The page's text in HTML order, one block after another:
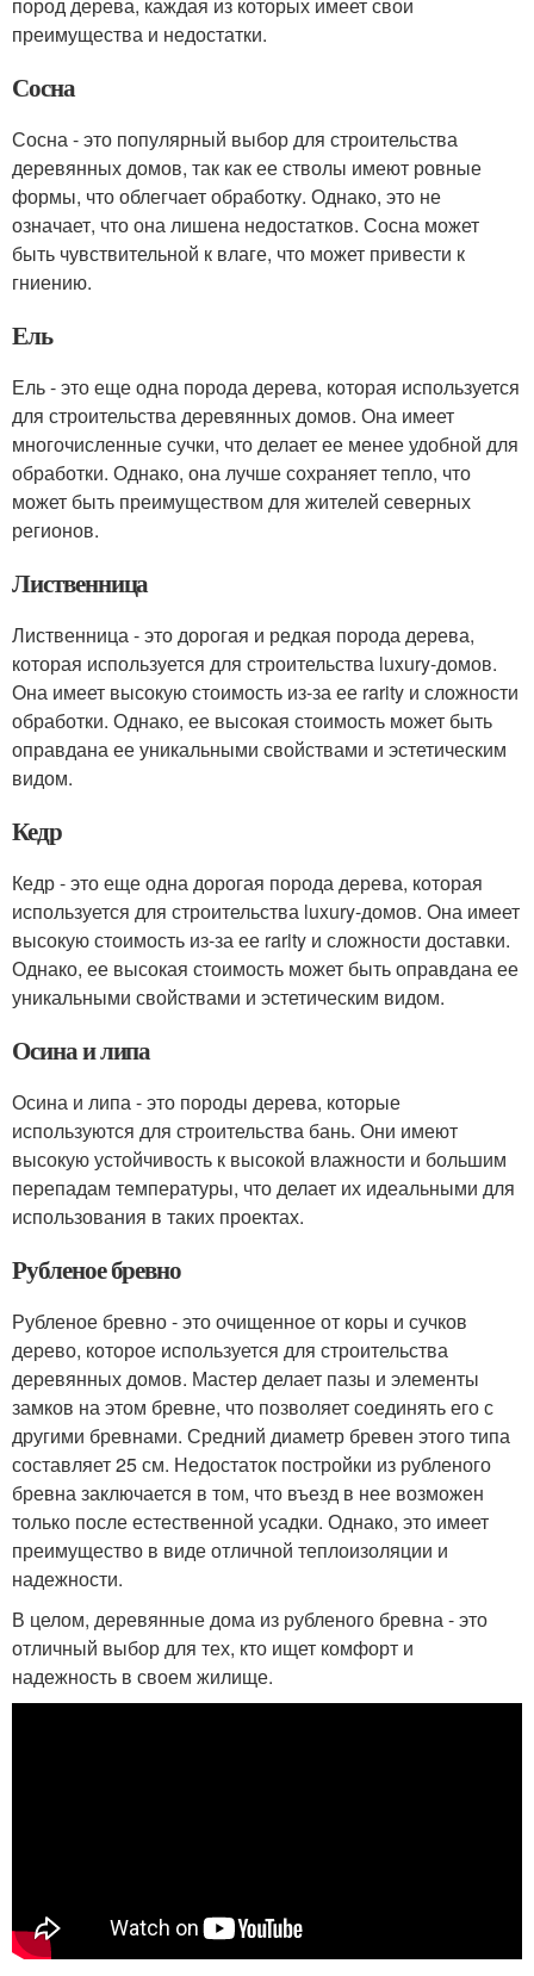
пород дерева, каждая из которых имеет свои
преимущества и недостатки.
Сосна
Сосна - это популярный выбор для строительства
деревянных домов, так как ее стволы имеют ровные
формы, что облегчает обработку. Однако, это не
означает, что она лишена недостатков. Сосна может
быть чувствительной к влаге, что может привести к
гниению.
Ель
Ель - это еще одна порода дерева, которая используется
для строительства деревянных домов. Она имеет
многочисленные сучки, что делает ее менее удобной для
обработки. Однако, она лучше сохраняет тепло, что
может быть преимуществом для жителей северных
регионов.
Лиственница
Лиственница - это дорогая и редкая порода дерева,
которая используется для строительства luxury-домов.
Она имеет высокую стоимость из-за ее rarity и сложности
обработки. Однако, ее высокая стоимость может быть
оправдана ее уникальными свойствами и эстетическим
видом.
Кедр
Кедр - это еще одна дорогая порода дерева, которая
используется для строительства luxury-домов. Она имеет
высокую стоимость из-за ее rarity и сложности доставки.
Однако, ее высокая стоимость может быть оправдана ее
уникальными свойствами и эстетическим видом.
Осина и липа
Осина и липа - это породы дерева, которые
используются для строительства бань. Они имеют
высокую устойчивость к высокой влажности и большим
перепадам температуры, что делает их идеальными для
использования в таких проектах.
Рубленое бревно
Рубленое бревно - это очищенное от коры и сучков
дерево, которое используется для строительства
деревянных домов. Мастер делает пазы и элементы
замков на этом бревне, что позволяет соединять его с
другими бревнами. Средний диаметр бревен этого типа
составляет 25 см. Недостаток постройки из рубленого
бревна заключается в том, что въезд в нее возможен
только после естественной усадки. Однако, это имеет
преимущество в виде отличной теплоизоляции и
надежности.
В целом, деревянные дома из рубленого бревна - это
отличный выбор для тех, кто ищет комфорт и
надежность в своем жилище.